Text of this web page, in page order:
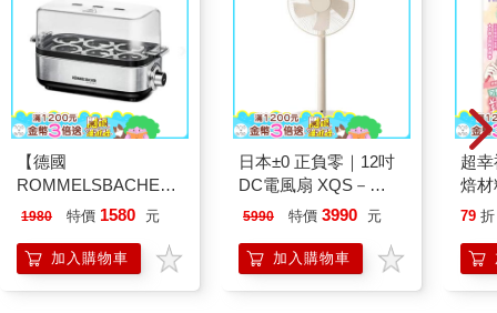
【德國
ROMMELSBACHE諾
曼百赫】多功能煮蛋
ER600/ER-600
1980 特價 1580 元
加入購物車
日本±0 正負零｜12吋
DC電風扇 XQS－
Y620 象牙白
5990 特價 3990 元
加入購物車
超
焙
愛
79 折